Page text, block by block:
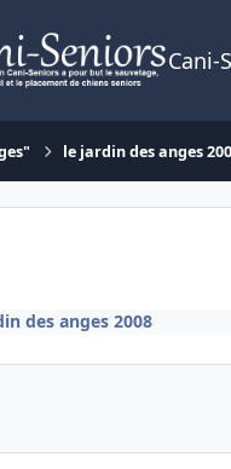
Cani-
le jardin des anges
des anges 2008